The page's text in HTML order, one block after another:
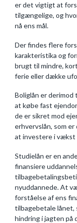
er det vigtigt at
tilgængelige, og
nå ens mål.
Der findes flere
karakteristika og
brugt til mindre,
ferie eller dække
Boliglån er
at købe fast
de er sikret mod
erhvervslån, som
at investere i vækst
Studielån er en
finansiere
nyuddannede. At
forståelse af ens
tilbagebetale lånet,
hindring i jagten på